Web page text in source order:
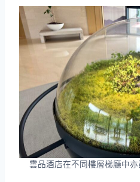
雲品酒店在不同樓層梯廳中